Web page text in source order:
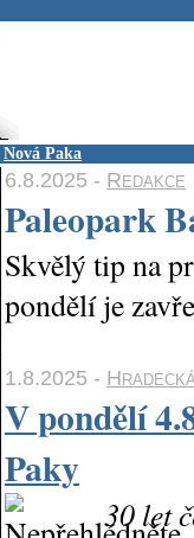
Nová Paka
6.8.2025 - Redakce
Paleopark
Skvělý tip na
pondělí je
1.8.2025 -
V pondělí
Paky
30 let